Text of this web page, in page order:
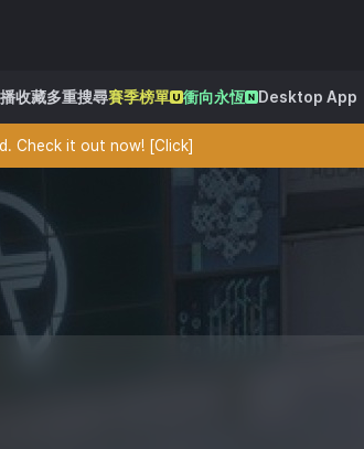
收藏多重搜尋賽季榜單 衝向永恆 Desktop App
Check it out now! [Click]